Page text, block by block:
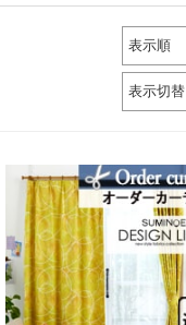
表示順
表示切替